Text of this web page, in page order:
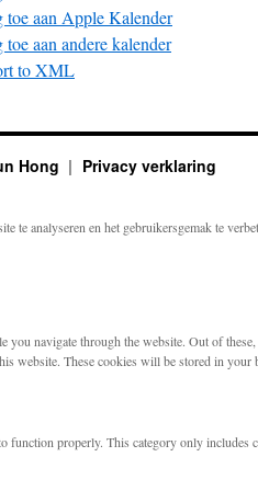
toe aan Apple Kalender
toe aan andere kalender
to XML
Hong Privacy verklaring
te analyseren en het gebruikersgemak te
navigate through the website. Out of
website. These cookies will be stored in
function properly. This category only